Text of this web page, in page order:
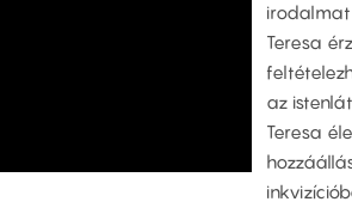
irodalmat
Teresa
az
Teresa